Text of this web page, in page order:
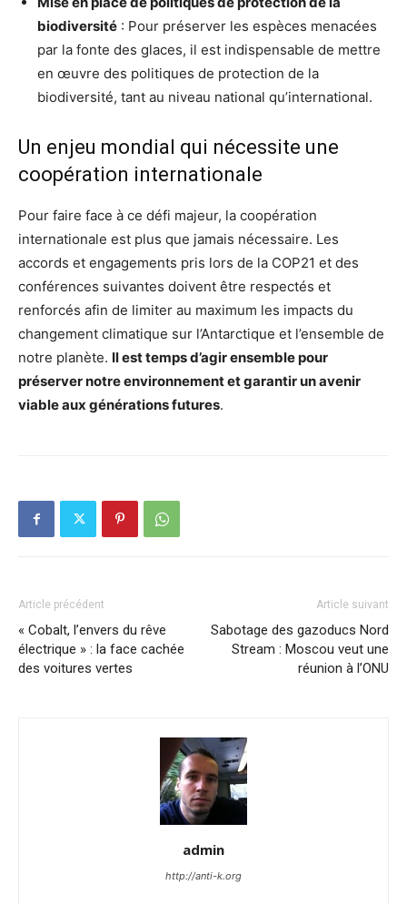
biodiversité : Pour préserver les espèces menacées
par la fonte des glaces, il est indispensable de mettre
en œuvre des politiques de protection de la
biodiversité, tant au niveau national qu’international.
Un enjeu mondial qui nécessite une
coopération internationale
Pour faire face à ce défi majeur, la coopération
internationale est plus que jamais nécessaire. Les
accords et engagements pris lors de la COP21 et des
conférences suivantes doivent être respectés et
renforcés afin de limiter au maximum les impacts du
changement climatique sur l’Antarctique et l’ensemble de
notre planète. Il est temps d’agir ensemble pour
préserver notre environnement et garantir un avenir
viable aux générations futures.
Article précédent
« Cobalt, l’envers du rêve
électrique » : la face cachée
des voitures vertes
Article suivant
Sabotage des gazoducs Nord
Stream : Moscou veut une
réunion à l’ONU
admin
http://anti-k.org